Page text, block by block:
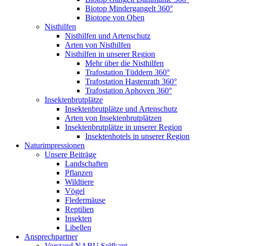
Biotop Mindergangelt 360°
Biotope von Oben
Nisthilfen
Nisthilfen und Artenschutz
Arten von Nisthilfen
Nisthilfen in unserer Region
Mehr über die Nisthilfen
Trafostation Tüddern 360°
Trafostation Hastenrath 360°
Trafostation Aphoven 360°
Insektenbrutplätze
Insektenbrutplätze und Artenschutz
Arten von Insektenbrutplätzen
Insektenbrutplätze in unserer Region
Insektenhotels in unserer Region
Naturimpressionen
Unsere Beiträge
Landschaften
Pflanzen
Wildtiere
Vögel
Fledermäuse
Reptilien
Insekten
Libellen
Ansprechpartner